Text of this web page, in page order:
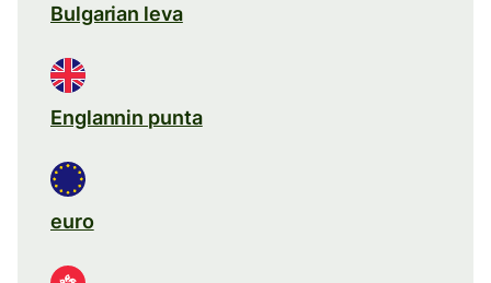
Bulgarian leva
Englannin punta
euro